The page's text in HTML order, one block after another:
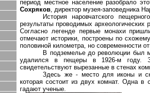
период местное население разобрало
Сохряков, директор музея-заповедника
История наровчатского
результаты проводимых
Согласно легенде первые монахи
отмечают историки, построены по
половиной километра, но современности
В подземелье до революции был
удалился в пещеры в 1926-м году.
свидетельствуют вырезанные в стенах
Здесь же - место для иконы и
которая состоит из двух комнат. Одна в
гадают ученые.